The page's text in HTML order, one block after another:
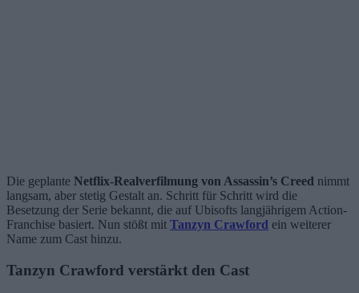
Die geplante Netflix-Realverfilmung von Assassin’s Creed nimmt
langsam, aber stetig Gestalt an. Schritt für Schritt wird die
Besetzung der Serie bekannt, die auf Ubisofts langjährigem Action-
Franchise basiert. Nun stößt mit Tanzyn Crawford ein weiterer
Name zum Cast hinzu.
Tanzyn Crawford verstärkt den Cast